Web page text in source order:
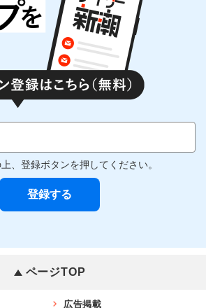
、登録ボタンを押してください。
ページTOP
広告掲載